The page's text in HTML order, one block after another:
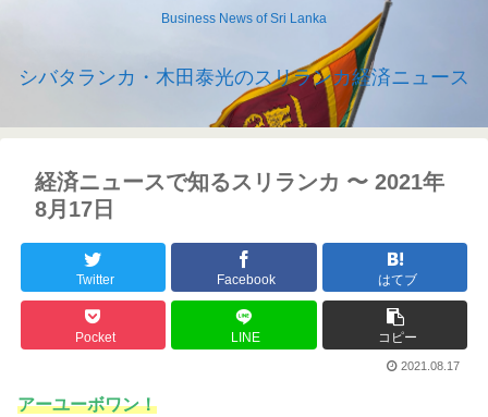
Business News of Sri Lanka
シバタランカ・木田泰光のスリランカ経済ニュース
経済ニュースで知るスリランカ 〜 2021年
8月17日
Twitter Facebook はてブ
Pocket LINE コピー
2021.08.17
アーユーボワン！